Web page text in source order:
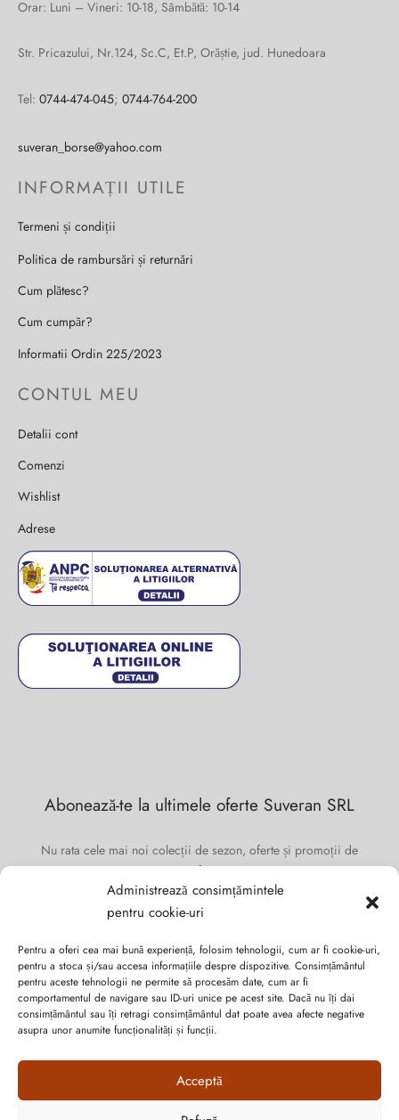
Administrează consimțămintele
pentru cookie-uri
Pentru a oferi cea mai bună experiență, folosim tehnologii, cum ar fi cookie-uri,
pentru a stoca și/sau accesa informațiile despre dispozitive. Consimțământul
pentru aceste tehnologii ne permite să procesăm date, cum ar fi
comportamentul de navigare sau ID-uri unice pe acest site. Dacă nu îți dai
consimțământul sau îți retragi consimțământul dat poate avea afecte negative
asupra unor anumite funcționalități și funcții.
Acceptă
Orar: Luni – Vineri: 10-18, Sâmbătă: 10-14
Str. Pricazului, Nr.124, Sc.C, Et.P, Orăștie, jud. Hunedoara
Tel: 0744-474-045; 0744-764-200
suveran_borse@yahoo.com
INFORMAȚII UTILE
Termeni și condiții
Politica de rambursări și returnări
Cum plătesc?
Cum cumpăr?
Informatii Ordin 225/2023
CONTUL MEU
Detalii cont
Comenzi
Wishlist
Adrese
Abonează-te la ultimele oferte Suveran SRL
Nu rata cele mai noi colecții de sezon, oferte și promoții de
nerefuzat.